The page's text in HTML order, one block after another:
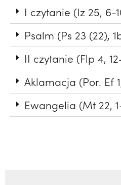
I czytanie (Iz 25, 6-
Psalm (Ps 23 (22),
II czytanie (Flp 4,
Aklamacja (Por. Ef
Ewangelia (Mt 22,